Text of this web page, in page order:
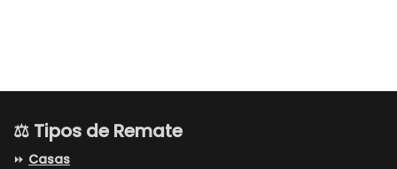
⚖️ Tipos de Remate
⏩ Casas